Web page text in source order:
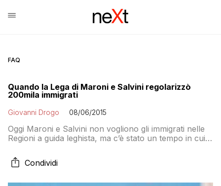
FAQ
Quando la Lega di Maroni e Salvini regolarizzò
200mila immigrati
Giovanni Drogo 08/06/2015
Oggi Maroni e Salvini non vogliono gli immigrati nelle
Regioni a guida leghista, ma c’è stato un tempo in cui
regolarizzazione di immigrati della storia
Condividi